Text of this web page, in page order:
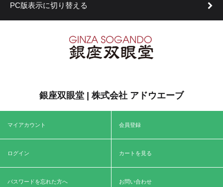
PC版表示に切り替える
銀座双眼堂 | 株式会社 アドウエーブ
マイアカウント 会員登録
ログイン カートを見る
パスワードを忘れた方へ お問い合わせ